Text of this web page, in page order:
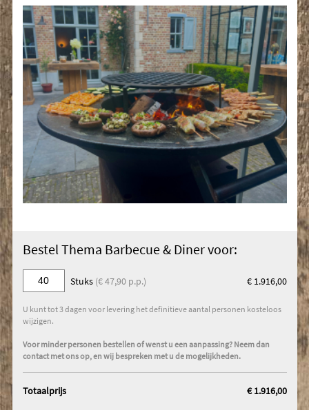
Bestel Thema Barbecue & Diner voor:
Stuks (€ 47,90 p.p.) € 1.916,00
U kunt tot 3 dagen voor levering het definitieve aantal personen kosteloos
wijzigen.
Voor minder personen bestellen of wenst u een aanpassing? Neem dan
contact met ons op, en wij bespreken met u de mogelijkheden.
Totaalprijs € 1.916,00